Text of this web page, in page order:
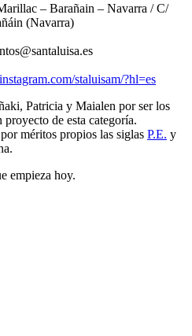
– Barañain – Navarra / C/
(Navarra)
staluisam/?hl=es
Patricia y Maialen por ser los
de esta categoría.
méritos propios las siglas P.E. y
empieza hoy.